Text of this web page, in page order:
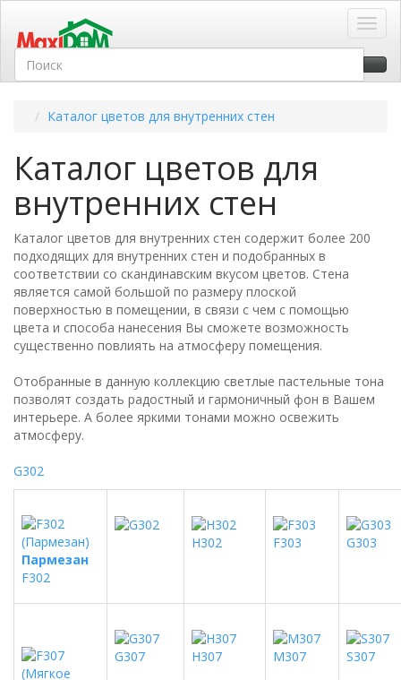
Каталог цветов для внутренних стен
Каталог цветов для
внутренних стен
Каталог цветов для внутренних стен содержит более 200
подходящих для внутренних стен и подобранных в
соответствии со скандинавским вкусом цветов. Стена
является самой большой по размеру плоской
поверхностью в помещении, в связи с чем с помощью
цвета и способа нанесения Вы сможете возможность
существенно повлиять на атмосферу помещения.
Отобранные в данную коллекцию светлые пастельные тона
позволят создать радостный и гармоничный фон в Вашем
интерьере. А более яркими тонами можно освежить
атмосферу.
G302
Пармезан
F302
H302 F303 G303
G307 H307 M307 S307